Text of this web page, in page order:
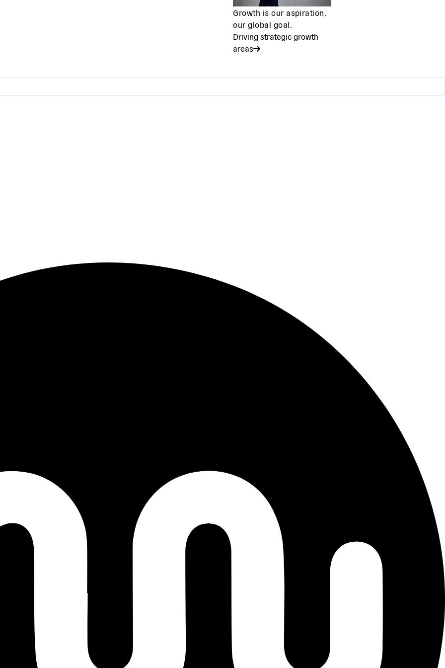
Growth is our aspiration,
our global goal.
Driving strategic growth
areas